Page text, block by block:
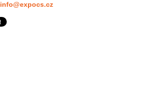
info@expocs.cz